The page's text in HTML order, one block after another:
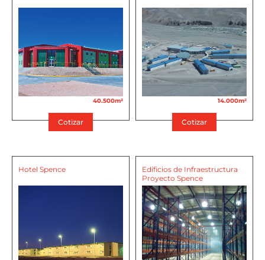
40.500m²
Cotizar
14.000m²
Cotizar
Hotel Spence
Edificios de Infraestructura
Proyecto Spence